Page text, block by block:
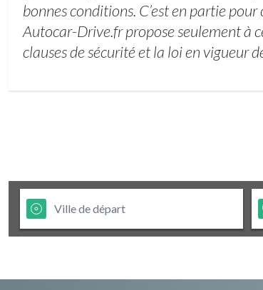
bonnes conditions. C’est en partie
Autocar-Drive.fr propose seulement à
clauses de sécurité et la loi en vigueur